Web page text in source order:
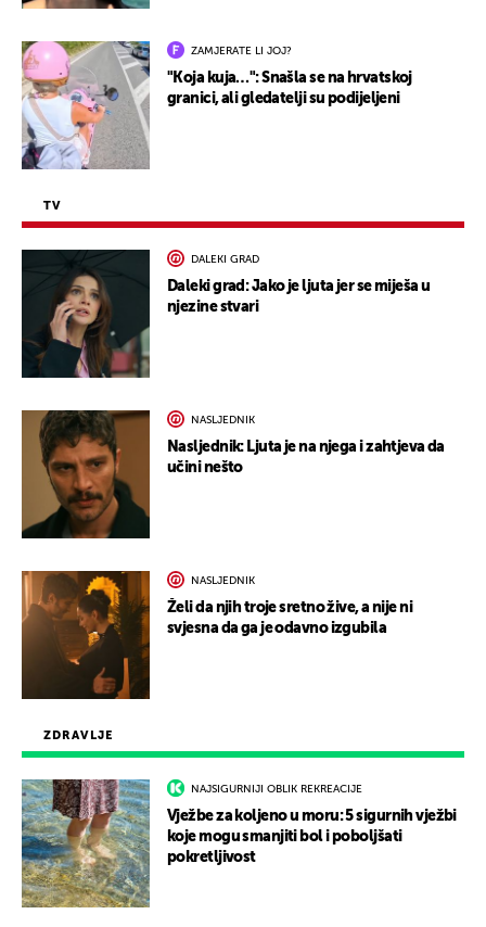
ZDRAVLJE
NAJSIGURNIJI OBLIK REKREACIJE
Vježbe za koljeno u moru: 5 sigurnih vježbi
koje mogu smanjiti bol i poboljšati
pokretljivost
ZAMJERATE LI JOJ?
"Koja kuja…": Snašla se na hrvatskoj
granici, ali gledatelji su podijeljeni
TV
DALEKI GRAD
Daleki grad: Jako je ljuta jer se miješa u
njezine stvari
NASLJEDNIK
Nasljednik: Ljuta je na njega i zahtjeva da
učini nešto
NASLJEDNIK
Želi da njih troje sretno žive, a nije ni
svjesna da ga je odavno izgubila